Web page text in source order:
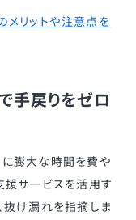
メリットや注意点を
手戻りをゼロ
に膨大な時間を費や
援サービスを活用す
抜け漏れを指摘しま